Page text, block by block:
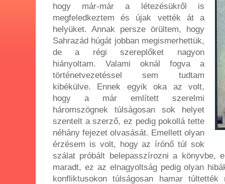
hogy már-már a létezésükről is
megfeledkeztem és újak vették át a
helyüket. Annak persze örültem, hogy
Sahrazád húgát jobban megismerhettük,
de a régi szereplőket nagyon
hiányoltam. Valami oknál fogva a
történetvezetéssel sem tudtam
kibékülve. Ennek egyik oka az volt,
hogy a már említett szerelmi
háromszögnek túlságosan sok helyet
szentelt a szerző, ez pedig pokollá tette
néhány fejezet olvasását. Emellett olyan
érzésem is volt, hogy az írónő túl sok
szálat próbált belepasszírozni a könyvbe,
maradt, ez az elnagyoltság pedig olyan
konfliktusokon túlságosan hamar